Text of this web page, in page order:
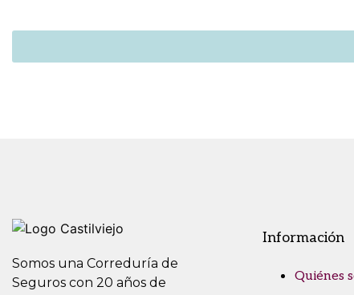
Somos una Correduría de
Seguros con 20 años de
Información
Quiénes